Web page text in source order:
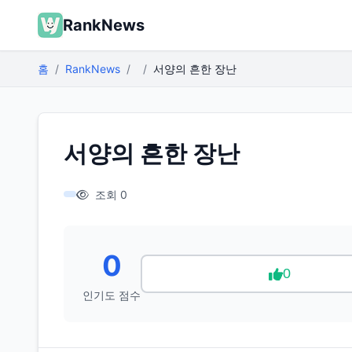
RankNews
홈 RankNews 서양의 흔한 장난
서양의 흔한 장난
조회 0
0
인기도 점수
0